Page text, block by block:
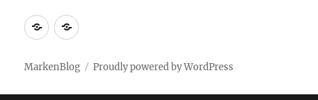
Markenrecherche
Gastbeiträge
MarkenBlog Proudly powered by WordPress